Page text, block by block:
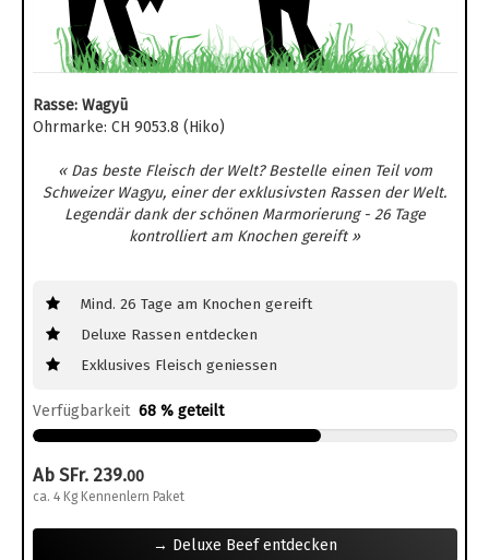
Rasse: Wagyū
Ohrmarke: CH 9053.8 (Hiko)
« Das beste Fleisch der Welt? Bestelle einen Teil vom
Schweizer Wagyu, einer der exklusivsten Rassen der Welt.
Legendär dank der schönen Marmorierung - 26 Tage
kontrolliert am Knochen gereift »
Mind. 26 Tage am Knochen gereift
Deluxe Rassen entdecken
Exklusives Fleisch geniessen
Verfügbarkeit 68 % geteilt
Ab SFr. 239.00
ca. 4 Kg Kennenlern Paket
→ Deluxe Beef entdecken